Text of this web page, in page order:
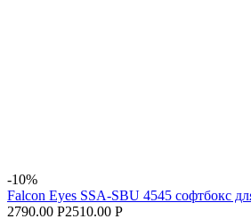
-10%
Falcon Eyes SSA-SBU 4545 софтбокс
2790.00 Р2510.00 Р